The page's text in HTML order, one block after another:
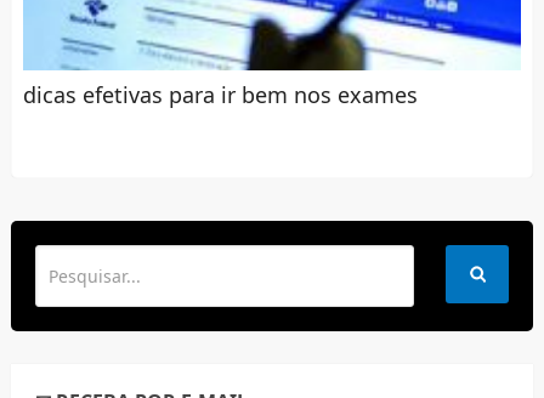
dicas efetivas para ir bem nos exames